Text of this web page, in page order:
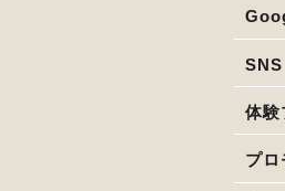
SNS
体験
プロ